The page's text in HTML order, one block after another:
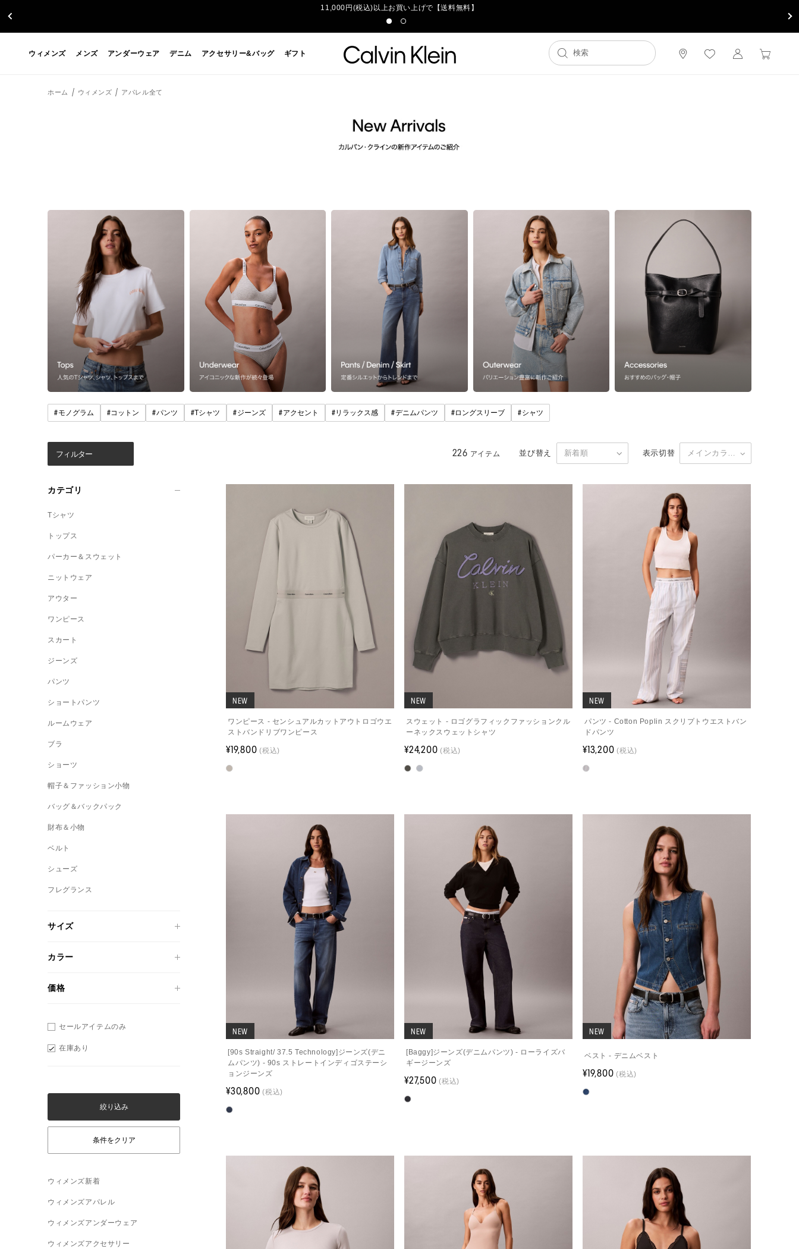
11,000円(税込)以上お買い上げで【送料無料】
ウィメンズ メンズ アンダーウェア デニム アクセサリー&バッグ ギフト
ホーム ウィメンズ アパレル全て
#モノグラム #コットン #パンツ #Tシャツ #ジーンズ #アクセント #リラックス感 #デニムパンツ #ロングスリーブ #シャツ
フィルター 226 アイテム 並び替え 新着順 表示切替 メインカラー表示
カテゴリ
Tシャツ
トップス
パーカー＆スウェット
ニットウェア
アウター
ワンピース
スカート
ジーンズ
パンツ
ショートパンツ
ルームウェア
ブラ
ショーツ
帽子＆ファッション小物
バッグ＆バックパック
財布＆小物
ベルト
シューズ
フレグランス
サイズ
カラー
価格
セールアイテムのみ
在庫あり
ウィメンズ新着
ウィメンズアパレル
ウィメンズアンダーウェア
ウィメンズアクセサリー
NEW
ワンピース - センシュアルカットアウトロゴウエ
ストバンドリブワンピース
¥19,800(税込)
NEW
スウェット - ロゴグラフィックファッションクル
ーネックスウェットシャツ
¥24,200(税込)
NEW
パンツ - Cotton Poplin スクリプトウエストバン
ドパンツ
¥13,200(税込)
NEW
[90s Straight/ 37.5 Technology]ジーンズ(デニ
ムパンツ) - 90s ストレートインディゴステーシ
ョンジーンズ
¥30,800(税込)
NEW
[Baggy]ジーンズ(デニムパンツ) - ローライズバ
ギージーンズ
¥27,500(税込)
NEW
ベスト - デニムベスト
¥19,800(税込)